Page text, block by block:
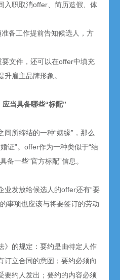
入职取消offer、简历造假、体
准备工作提前告知候选人，方
要文件，还可以在offer中填充
雇主品牌形象。
当具备哪些“标配”
所缔结的一种“姻缘”，那么
证”。offer作为一种类似于“结
备一些“官方标配”信息。
业发放给候选人的offer还有“要
事项也应该与将要签订的劳动
》的规定：要约是由特定人作
订立合同的意图；要约必须向
要约人发出；要约的内容必须